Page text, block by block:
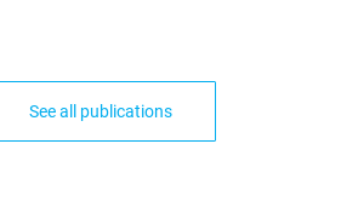
See all publications